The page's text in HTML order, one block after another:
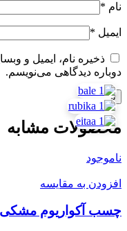
نام *
ایمیل *
ذخیره نام، ایمیل و
دوباره دیدگاهی می‌نویسم.
محصولات مشابه
ناموجود
افزودن به مقایسه
چسب آکواریوم مشکی